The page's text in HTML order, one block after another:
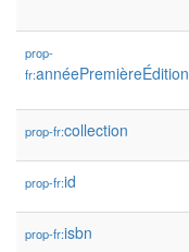
prop-
fr:annéePremièreÉdition
prop-fr:collection
prop-fr:id
prop-fr:isbn